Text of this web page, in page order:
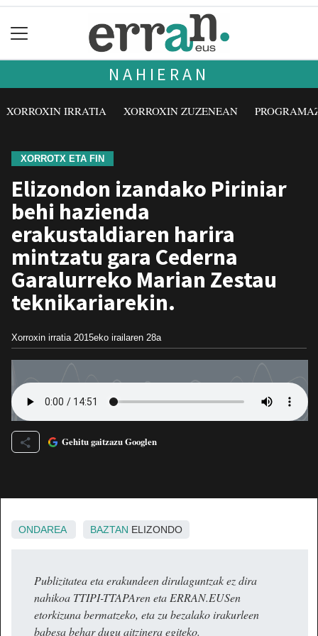
NAHIERAN
XORROXIN IRRATIA XORROXIN ZUZENEAN
XORROTX ETA FIN
Elizondon izandako Piriniar
behi hazienda
erakustaldiaren harira
mintzatu gara Cederna
Garalurreko Marian Zestau
teknikariarekin.
Xorroxin irratia 2015eko irailaren 28a
Gehitu gaitzazu Googlen
ONDAREA BAZTAN ELIZONDO
Publizitatea eta erakundeen dirulaguntzak ez dira
nahikoa TTIPI-TTAPAren eta ERRAN.EUSen
etorkizuna bermatzeko, eta zu bezalako irakurleen
babesa behar dugu aitzinera egiteko.